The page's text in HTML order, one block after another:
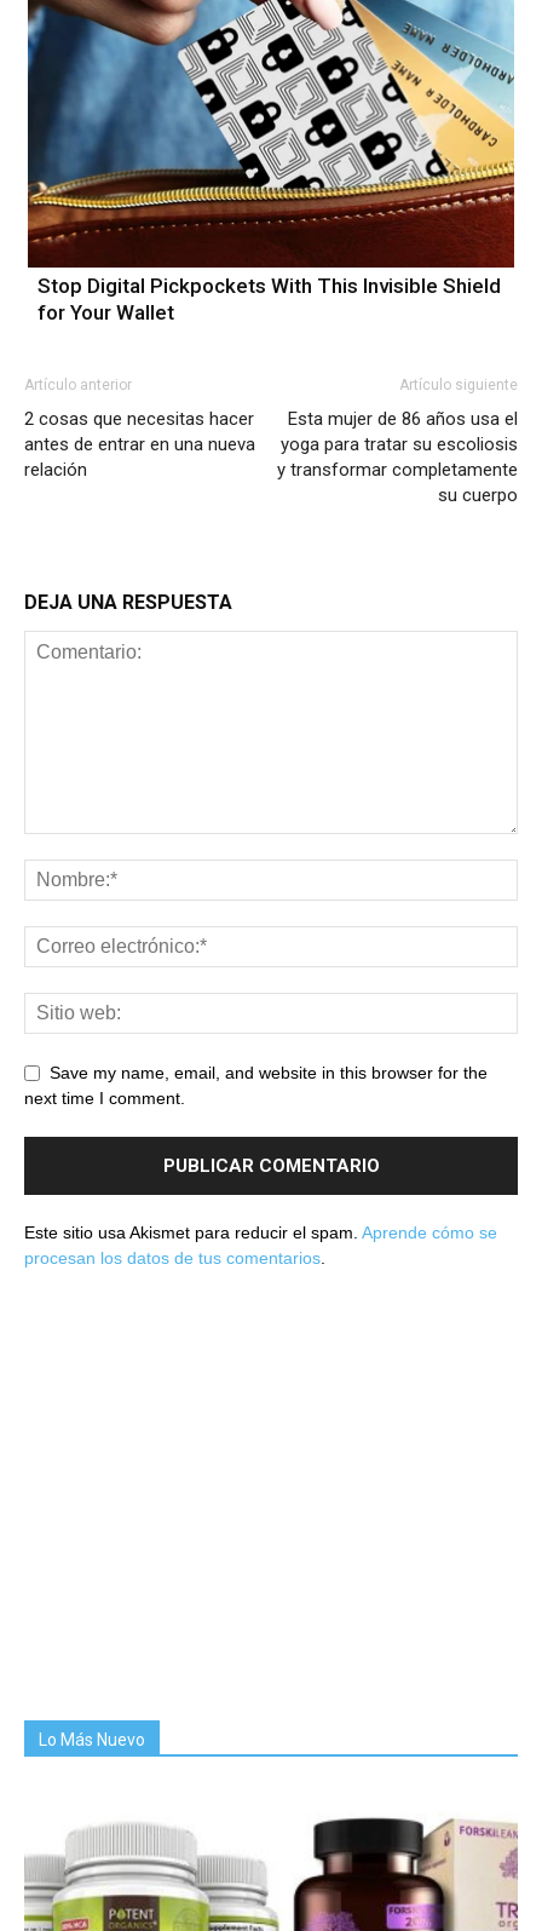
Stop Digital Pickpockets With This Invisible Shield
for Your Wallet
Artículo anterior
2 cosas que necesitas hacer
antes de entrar en una nueva
relación
Artículo siguiente
Esta mujer de 86 años usa el
yoga para tratar su escoliosis
y transformar completamente
su cuerpo
DEJA UNA RESPUESTA
Save my name, email, and website in this browser for the
next time I comment.
Este sitio usa Akismet para reducir el spam. Aprende cómo se
procesan los datos de tus comentarios.
Lo Más Nuevo